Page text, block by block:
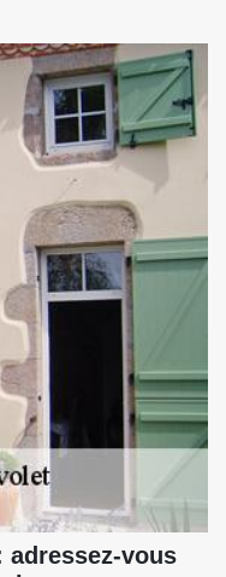
adressez-vous